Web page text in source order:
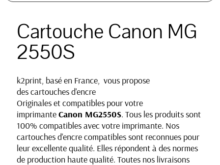
Cartouche Canon MG
2550S
k2print, basé en France, vous propose
des cartouches d'encre
Originales et compatibles pour votre
imprimanteCanon MG2550S. Tous les produits sont
100% compatibles avec votre imprimante. Nos
cartouches d'encre compatibles sont reconnues pour
leur excellente qualité. Elles répondent à des normes
de production haute qualité. Toutes nos livraisons